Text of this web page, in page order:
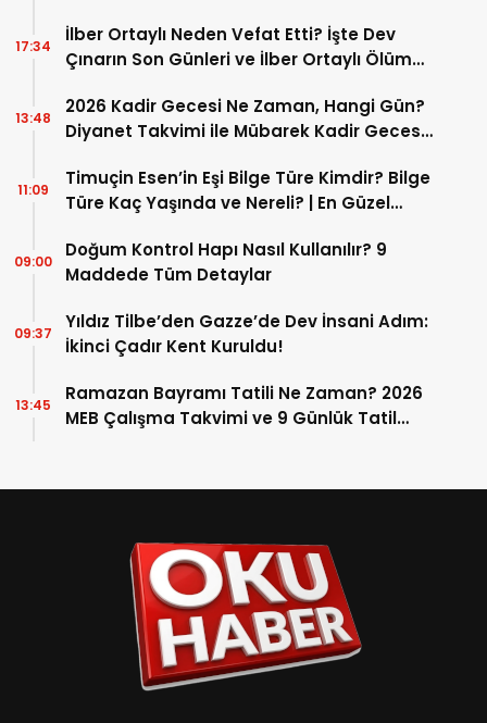
İlber Ortaylı Neden Vefat Etti? İşte Dev
Çınarın Son Günleri ve İlber Ortaylı Ölüm
17:34
2026 Kadir Gecesi Ne Zaman, Hangi Gün?
Diyanet Takvimi ile Mübarek Kadir Gecesi
13:48
Timuçin Esen’in Eşi Bilge Türe Kimdir? Bilge
Türe Kaç Yaşında ve Nereli? | En Güzel
11:09
Doğum Kontrol Hapı Nasıl Kullanılır? 9
Maddede Tüm Detaylar
09:00
Yıldız Tilbe’den Gazze’de Dev İnsani Adım:
İkinci Çadır Kent Kuruldu!
09:37
Ramazan Bayramı Tatili Ne Zaman? 2026
MEB Çalışma Takvimi ve 9 Günlük Tatil
13:45